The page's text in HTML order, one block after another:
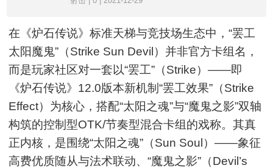
在《炉石传说》标准天梯与竞技场生态中，“罢工
太阳魔鬼”（Strike Sun Devil）并非官方卡组名，
而是玩家社区对一套以“罢工”（Strike）——即
《炉石传说》12.0版本新机制“罢工效果”（Strike
Effect）为核心，搭配“太阳之魂”与“魔鬼之影”双轴
构筑的控制型OTK/节奏型混合卡组的戏称。其真
正内核，是围绕“太阳之魂”（Sun Soul）——象征
高费优质随从与法术联动、“魔鬼之影”（Devil’s